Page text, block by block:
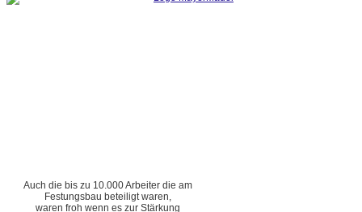
Auch die bis zu 10.000 Arbeiter die am
Festungsbau beteiligt waren,
waren froh wenn es zur Stärkung